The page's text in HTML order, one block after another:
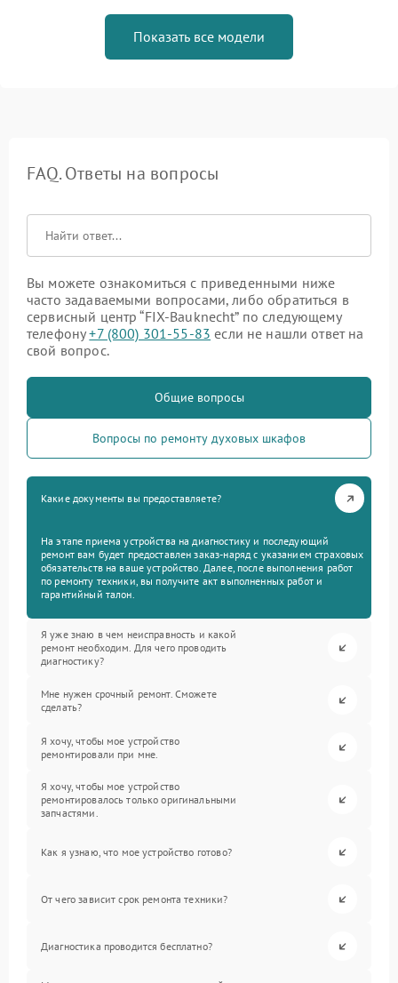
Показать все модели
FAQ. Ответы на вопросы
Вы можете ознакомиться с приведенными ниже
часто задаваемыми вопросами, либо обратиться в
сервисный центр “FIX-Bauknecht” по следующему
телефону+7 (800) 301-55-83 если не нашли ответ на
свой вопрос.
Общие вопросы
Вопросы по ремонту духовых шкафов
Какие документы вы предоставляете?
На этапе приема устройства на диагностику и последующий
ремонт вам будет предоставлен заказ-наряд с указанием страховых
обязательств на ваше устройство. Далее, после выполнения работ
по ремонту техники, вы получите акт выполненных работ и
гарантийный талон.
Я уже знаю в чем неисправность и какой
ремонт необходим. Для чего проводить
диагностику?
Мне нужен срочный ремонт. Сможете
сделать?
Я хочу, чтобы мое устройство
ремонтировали при мне.
Я хочу, чтобы мое устройство
ремонтировалось только оригинальными
запчастями.
Как я узнаю, что мое устройство готово?
От чего зависит срок ремонта техники?
Диагностика проводится бесплатно?